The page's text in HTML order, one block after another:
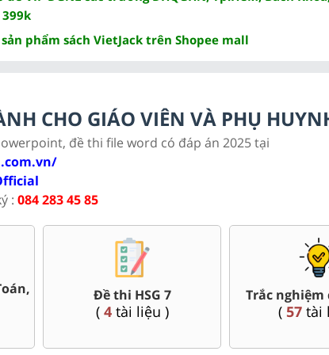
phẩm sách VietJack trên Shopee mall
CHO GIÁO VIÊN VÀ PHỤ
đề thi file word có đáp án 2025 tại
: 084 283 45 85
7 Bài giảng Powerpoint Văn,
Sử, Địa 7....
(35 tài liệu )
Giáo án
( 80tài